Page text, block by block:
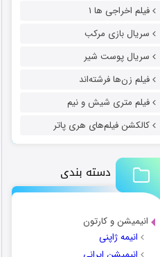
فیلم اخراجی ها ۱
سریال بازی مرکب
سریال پوست شیر
فیلم زن‌ها فرشته‌اند
فیلم متری شیش و نیم
کالکشن فیلم‌های هری پاتر
دسته بندی
انیمیشن و کارتون
انیمه ژاپنی